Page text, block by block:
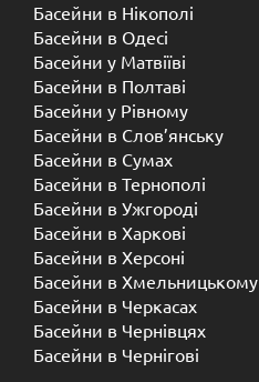
Басейни в Нікополі
Басейни в Одесі
Басейни у Матвіїві
Басейни в Полтаві
Басейни у ​​Рівному
Басейни в Слов’янську
Басейни в Сумах
Басейни в Тернополі
Басейни в Ужгороді
Басейни в Харкові
Басейни в Херсоні
Басейни в Хмельницькому
Басейни в Черкасах
Басейни в Чернівцях
Басейни в Чернігові